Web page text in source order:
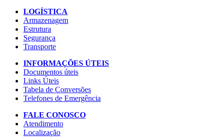
LOGÍSTICA
Armazenagem
Estrutura
Segurança
Transporte
INFORMAÇÕES ÚTEIS
Documentos úteis
Links Úteis
Tabela de Conversões
Telefones de Emergência
FALE CONOSCO
Atendimento
Localização